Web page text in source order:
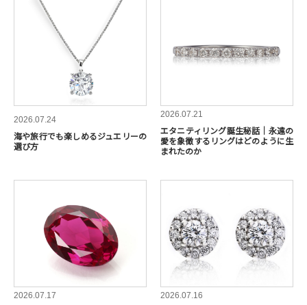
2026.07.24
海や旅行でも楽しめるジュエリーの
選び方
2026.07.21
エタニティリング誕生秘話｜永遠の
愛を象徴するリングはどのように生
まれたのか
2026.07.17 2026.07.16